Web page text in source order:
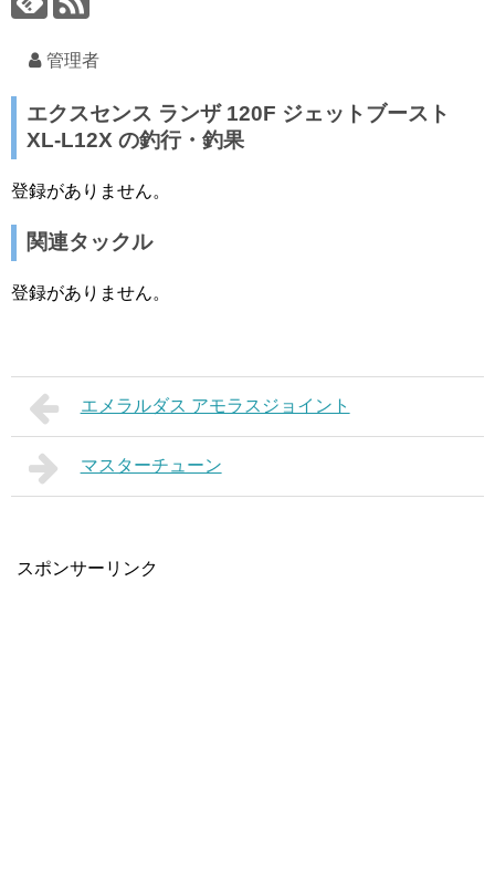
管理者
エクスセンス ランザ 120F ジェットブースト
XL-L12X の釣行・釣果
登録がありません。
関連タックル
登録がありません。
エメラルダス アモラスジョイント
マスターチューン
スポンサーリンク